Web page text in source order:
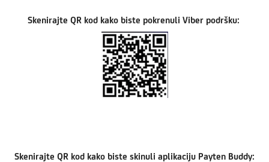
Skenirajte QR kod kako biste pokrenuli Viber podršku:
Skenirajte QR kod kako biste skinuli aplikaciju Payten Buddy: